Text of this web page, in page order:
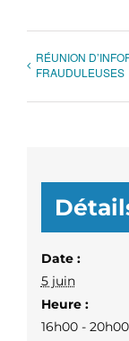
RÉUNION
FRAUDULEUSES
Date :
5 juin
Heure :
16h00 - 20h00